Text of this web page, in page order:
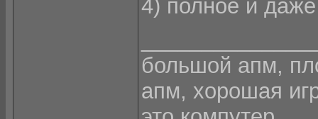
4) полное и
большой апм,
апм, хорошая